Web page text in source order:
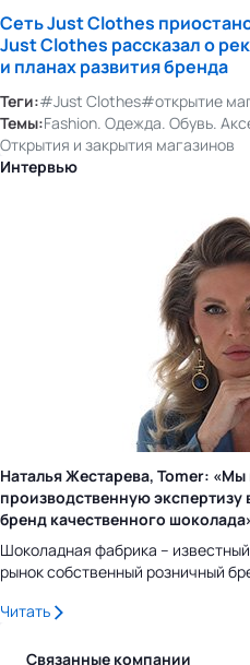
Сеть Just Clothes
Just Clothes рассказал о
и планах развития бренда
Теги:#Just Clothes#открытие
Темы:Fashion. Одежда. Обувь.
Открытия и закрытия магазинов
Интервью
Наталья Жестарева, Tomer: «Мы
производственную экспертизу
бренд качественного
Шоколадная фабрика –
рынок собственный розничный
Читать
Связанные компании